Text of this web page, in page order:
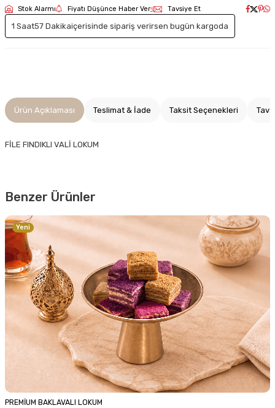
Stok Alarmı Fiyatı Düşünce Haber Ver Tavsiye Et
1 Saat57 Dakikaiçerisinde sipariş verirsen bugün kargoda
Ürün Açıklaması Teslimat & İade Taksit Seçenekleri
FİLE FINDIKLI VALİ LOKUM
Benzer Ürünler
Yeni
PREMİUM BAKLAVALI LOKUM